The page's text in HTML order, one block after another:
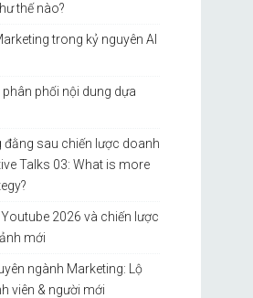
thế nào?
trong kỷ nguyên AI
phối nội dung dựa
sau chiến lược doanh
Talks 03: What is more
2026 và chiến lược
mới
ngành Marketing: Lộ
viên & người mới